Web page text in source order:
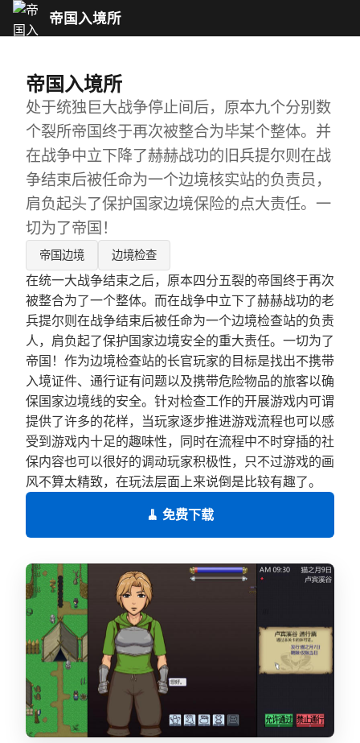
帝国入境所
帝国入境所
处于统独巨大战争停止间后，原本九个分别数
个裂所帝国终于再次被整合为毕某个整体。并
在战争中立下降了赫赫战功的旧兵提尔则在战
争结束后被任命为一个边境核实站的负责员，
肩负起头了保护国家边境保险的点大责任。一
切为了帝国！
帝国边境 边境检查
在统一大战争结束之后，原本四分五裂的帝国终于再次
被整合为了一个整体。而在战争中立下了赫赫战功的老
兵提尔则在战争结束后被任命为一个边境检查站的负责
人，肩负起了保护国家边境安全的重大责任。一切为了
帝国！作为边境检查站的长官玩家的目标是找出不携带
入境证件、通行证有问题以及携带危险物品的旅客以确
保国家边境线的安全。针对检查工作的开展游戏内可谓
提供了许多的花样，当玩家逐步推进游戏流程也可以感
受到游戏内十足的趣味性，同时在流程中不时穿插的社
保内容也可以很好的调动玩家积极性，只不过游戏的画
风不算太精致，在玩法层面上来说倒是比较有趣了。
🧹 免费下载